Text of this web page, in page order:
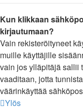
Kun klikkaan
kirjautumaan?
Vain rekisteröityneet
muille käyttäjille
vain jos ylläpitäjä sallii
vaaditaan, jotta
väärinkäyttää
Ylös